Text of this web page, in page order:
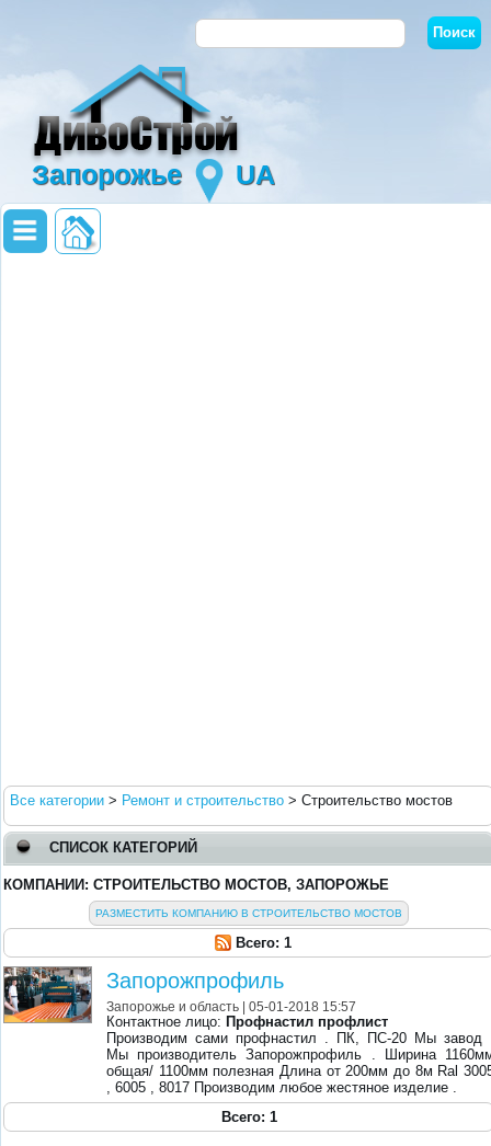
Запорожье UA
Все категории > Ремонт и строительство > Строительство мостов
СПИСОК КАТЕГОРИЙ
КОМПАНИИ: СТРОИТЕЛЬСТВО МОСТОВ, ЗАПОРОЖЬЕ
РАЗМЕСТИТЬ КОМПАНИЮ В СТРОИТЕЛЬСТВО МОСТОВ
Всего: 1
Запорожпрофиль
Запорожье и область | 05-01-2018 15:57
Контактное лицо: Профнастил профлист
Производим сами профнастил . ПК, ПС-20 Мы завод
Мы производитель Запорожпрофиль . Ширина
общая/ 1100мм полезная Длина от 200мм до 8м Ral
, 6005 , 8017 Производим любое жестяное изделие .
Всего: 1